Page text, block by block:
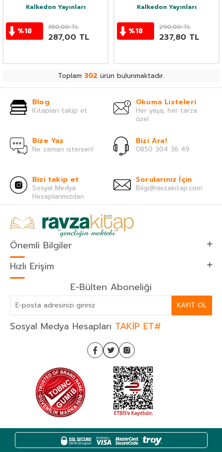
Kalkedon Yayınları
%18 350,00TL
287,00 TL
Kalkedon Yayınları
%18 290,00TL
237,80 TL
Toplam 302 ürün bulunmaktadır.
Blog
Kitapları takip et.
Okuma Listeleri
Her yaşa, her tarza
özel.
Bize Yaz
Ne zaman istersen!
Bizi Ara!
0850 304 36 49
Bizi takip et
Sosyal Medya
Hesaplarımızdan
Sorularınız İçin
Bilgi@ravzakitap.com
Önemli Bilgiler
Hızlı Erişim
E-Bülten Aboneliği
KAYIT OL
Sosyal Medya Hesapları TAKİP ET#